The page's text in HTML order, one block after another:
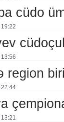
cüdo
region